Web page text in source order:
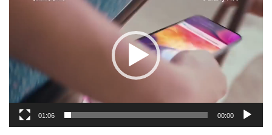
וידאו
00:00
01:06